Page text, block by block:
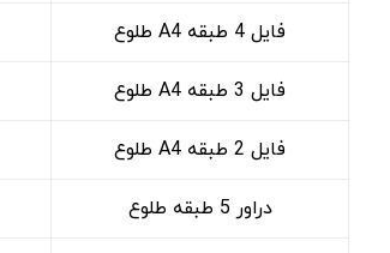
فایل 4 طبقه A4 طلوع
فایل 3 طبقه A4 طلوع
فایل 2 طبقه A4 طلوع
دراور 5 طبقه طلوع